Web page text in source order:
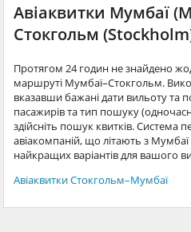
Авіаквитки Мумбаї
Стокгольм
Протягом 24 годин не знайдено
маршруті Мумбаї–Стокгольм.
вказавши бажані дати вильоту та
пасажирів та тип пошуку
здійсніть пошук квитків. Система
авіакомпаній, що літають з
найкращих варіантів для вашого
Авіаквитки Стокгольм–Мумбаї